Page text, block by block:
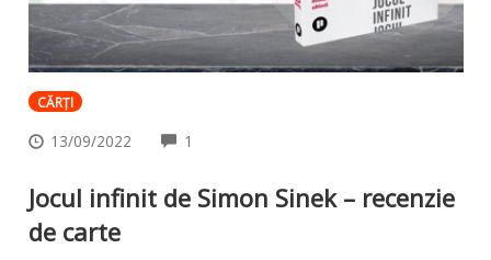
CĂRȚI
13/09/2022 1
Jocul infinit de Simon Sinek – recenzie
de carte